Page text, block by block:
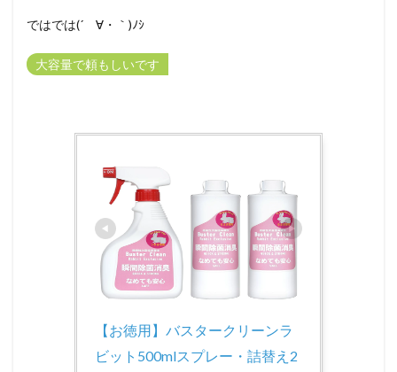
ではでは(´ゝ∀・｀)ﾉｼ
大容量で頼もしいです
【お徳用】バスタークリーンラ
ビット500mlスプレー・詰替え2